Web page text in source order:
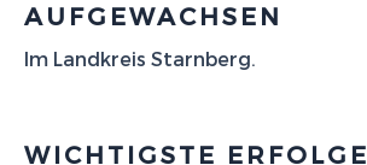
AUFGEWACHSEN
Im Landkreis Starnberg.
WICHTIGSTE ERFOLGE